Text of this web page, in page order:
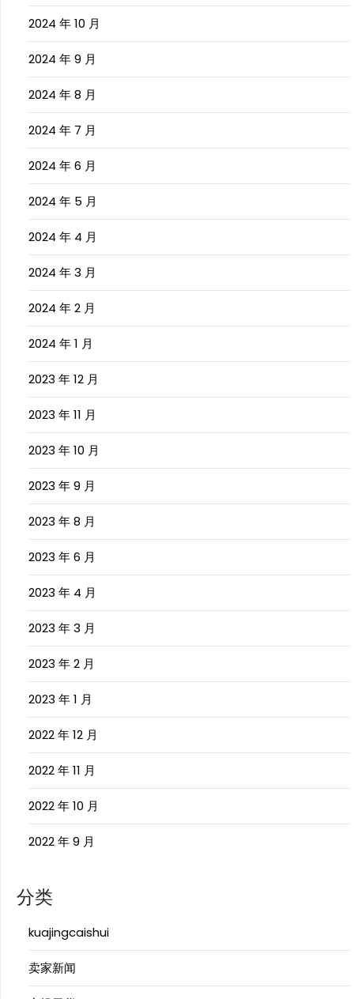
2024 年 10 月
2024 年 9 月
2024 年 8 月
2024 年 7 月
2024 年 6 月
2024 年 5 月
2024 年 4 月
2024 年 3 月
2024 年 2 月
2024 年 1 月
2023 年 12 月
2023 年 11 月
2023 年 10 月
2023 年 9 月
2023 年 8 月
2023 年 6 月
2023 年 4 月
2023 年 3 月
2023 年 2 月
2023 年 1 月
2022 年 12 月
2022 年 11 月
2022 年 10 月
2022 年 9 月
分类
kuajingcaishui
卖家新闻